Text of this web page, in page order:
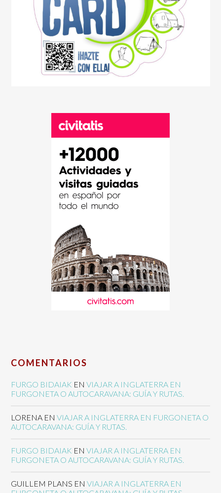
COMENTARIOS
FURGO BIDAIAK ENVIAJAR A INGLATERRA EN
FURGONETA O AUTOCARAVANA: GUÍA Y RUTAS.
LORENA ENVIAJAR A INGLATERRA EN FURGONETA O
AUTOCARAVANA: GUÍA Y RUTAS.
FURGO BIDAIAK ENVIAJAR A INGLATERRA EN
FURGONETA O AUTOCARAVANA: GUÍA Y RUTAS.
GUILLEM PLANS ENVIAJAR A INGLATERRA EN